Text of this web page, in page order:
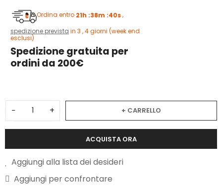
Ordina entro 21h :38m :40s,
spedizione prevista in 3 , 4 giorni (week end
esclusi)
Spedizione gratuita per
ordini da 200€
− + + CARRELLO
ACQUISTA ORA
Aggiungi alla lista dei desideri
Aggiungi per confrontare